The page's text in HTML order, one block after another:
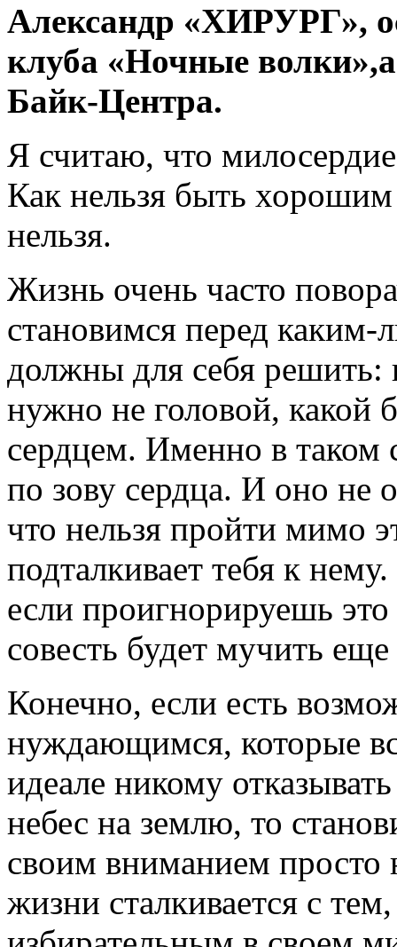
Александр «ХИРУРГ»,
клуба «Ночные
Байк-Центра.
Я считаю, что
Как нельзя быть
нельзя.
Жизнь очень часто
становимся перед
должны для себя решить:
нужно не головой, какой
сердцем. Именно в таком
по зову сердца. И оно не
что нельзя пройти мимо
подталкивает тебя к
если проигнорируешь
совесть будет мучить
Конечно, если есть
нуждающимся, которые
идеале никому
небес на землю, то
своим вниманием
жизни сталкивается с